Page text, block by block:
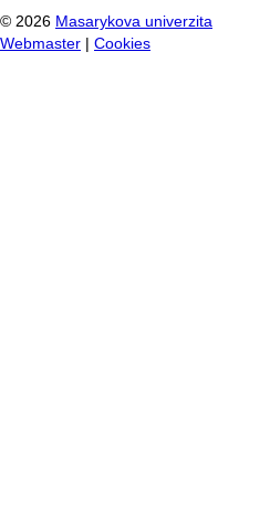
© 2026 Masarykova univerzita
Webmaster
Cookies